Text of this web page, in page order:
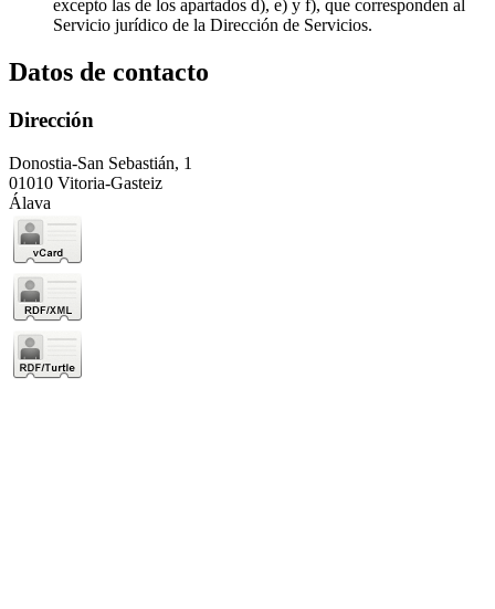
excepto las de los apartados d), e) y f), que corresponden al
Servicio jurídico de la Dirección de Servicios.
Datos de contacto
Dirección
Donostia-San Sebastián, 1
01010 Vitoria-Gasteiz
Álava